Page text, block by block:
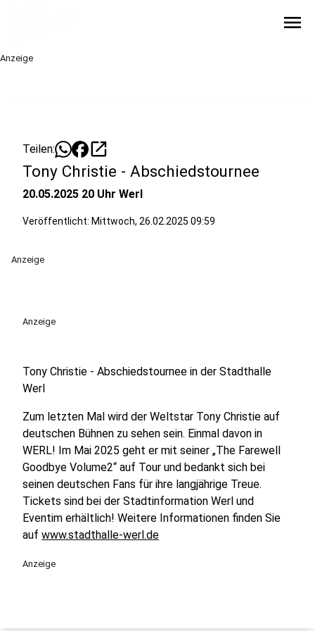
menu
Anzeige
Teilen: open_in_new
Tony Christie - Abschiedstournee
20.05.2025 20 Uhr Werl
Veröffentlicht: Mittwoch, 26.02.2025 09:59
Anzeige
Anzeige
Tony Christie - Abschiedstournee in der Stadthalle
Werl
Zum letzten Mal wird der Weltstar Tony Christie auf
deutschen Bühnen zu sehen sein. Einmal davon in
WERL! Im Mai 2025 geht er mit seiner „The Farewell
Goodbye Volume2“ auf Tour und bedankt sich bei
seinen deutschen Fans für ihre langjährige Treue.
Tickets sind bei der Stadtinformation Werl und
Eventim erhältlich! Weitere Informationen finden Sie
auf www.stadthalle-werl.de
Anzeige